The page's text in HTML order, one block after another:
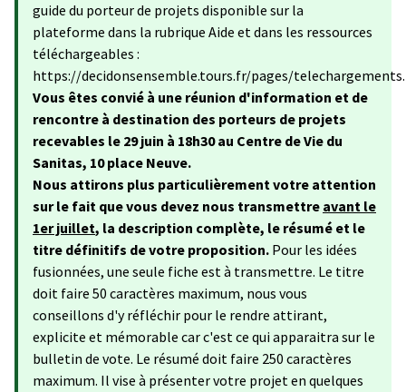
guide du porteur de projets disponible sur la
plateforme dans la rubrique Aide et dans les ressources
téléchargeables :
https://decidonsensemble.tours.fr/pages/telechargements.
Vous êtes convié à une réunion d'information et de
rencontre à destination des porteurs de projets
recevables le 29 juin à 18h30 au Centre de Vie du
Sanitas, 10 place Neuve.
Nous attirons plus particulièrement votre attention
sur le fait que vous devez nous transmettre avant le
1er juillet, la description complète, le résumé et le
titre définitifs de votre proposition. Pour les idées
fusionnées, une seule fiche est à transmettre. Le titre
doit faire 50 caractères maximum, nous vous
conseillons d'y réfléchir pour le rendre attirant,
explicite et mémorable car c'est ce qui apparaitra sur le
bulletin de vote. Le résumé doit faire 250 caractères
maximum. Il vise à présenter votre projet en quelques